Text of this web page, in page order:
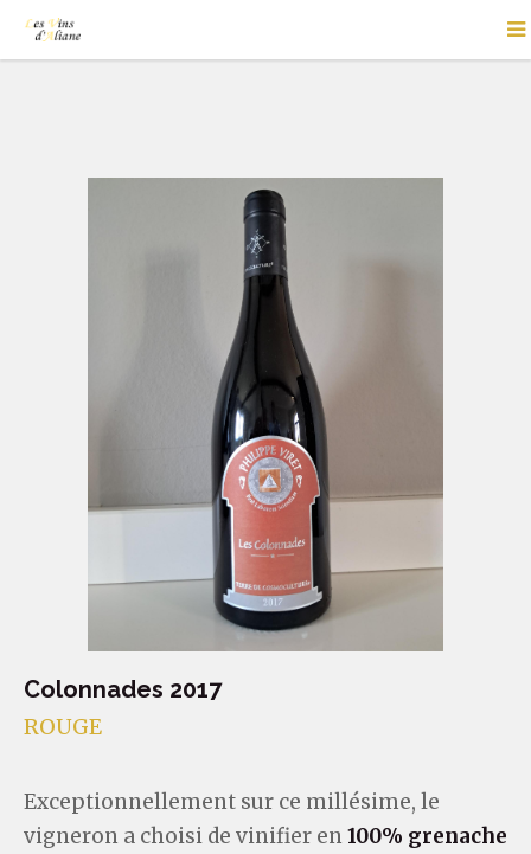
Colonnades 2017
ROUGE
Exceptionnellement sur ce millésime, le
vigneron a choisi de vinifier en100% grenache